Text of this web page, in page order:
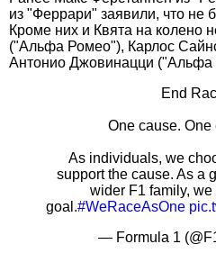
из "Феррари" заявили, что не
Кроме них и Квята на колено
("Альфа Ромео"), Карлос
Антонио Джовинацци ("Альфа
End
One cause. One
As individuals, we
support the cause. As a
wider F1 family,
goal.#WeRaceAsOne
— Formula 1